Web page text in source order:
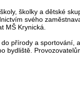
školky a dětské
svého
MŠ Krynická.
přírody a sportování,
bydliště.